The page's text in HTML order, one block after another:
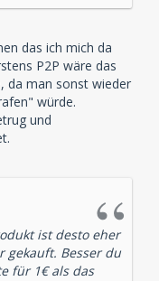
das ich mich da
P2P wäre das
da man sonst wieder
würde.
und
ist desto eher
gekauft. Besser du
für 1€ als das